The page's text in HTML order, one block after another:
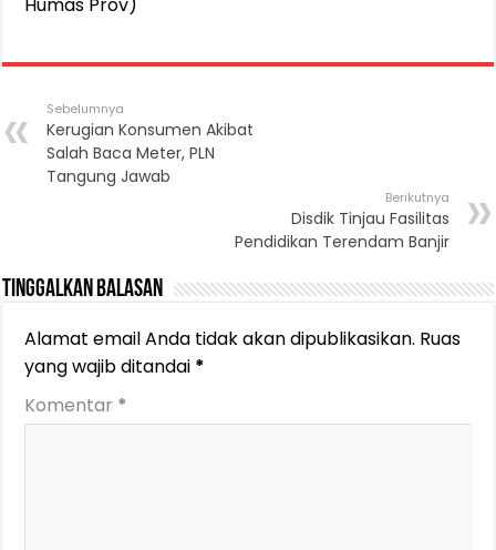
Sebelumnya
Kerugian Konsumen Akibat
Salah Baca Meter, PLN
Tangung Jawab
Berikutnya
Disdik Tinjau Fasilitas
Pendidikan Terendam Banjir
Tinggalkan Balasan
Alamat email Anda tidak akan dipublikasikan. Ruas
yang wajib ditandai *
Komentar *